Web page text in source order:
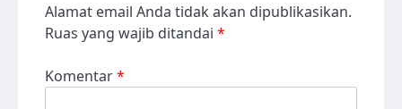
Alamat email Anda tidak akan dipublikasikan.
Ruas yang wajib ditandai *
Komentar*